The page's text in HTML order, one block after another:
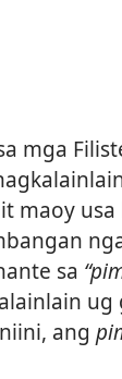
mga
maoy
sa
ang